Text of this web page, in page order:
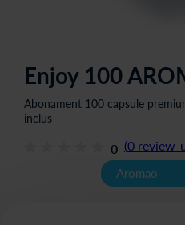
Enjoy 100
Abonament 100 capsule
inclus
0 (0 review-
Aromao